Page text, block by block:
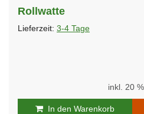
Rollwatte
Lieferzeit: 3-4 Tage
inkl. 20
In den Warenkorb